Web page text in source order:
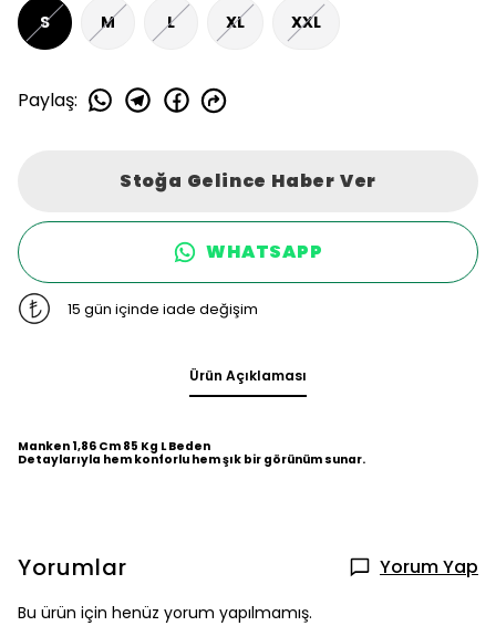
S M L XL XXL
Paylaş:
Stoğa Gelince Haber Ver
WHATSAPP
15 gün içinde iade değişim
Ürün Açıklaması
Manken 1,86 Cm 85 Kg L Beden
Detaylarıyla hem konforlu hem şık bir görünüm sunar.
Yorumlar Yorum Yap
Bu ürün için henüz yorum yapılmamış.